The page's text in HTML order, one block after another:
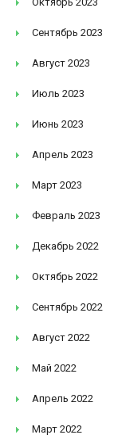
Сентябрь 2023
Август 2023
Июль 2023
Июнь 2023
Апрель 2023
Март 2023
Февраль 2023
Декабрь 2022
Октябрь 2022
Сентябрь 2022
Август 2022
Май 2022
Апрель 2022
Март 2022